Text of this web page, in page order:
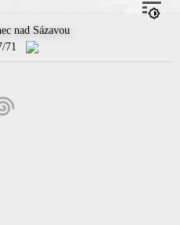
nad Sázavou
71